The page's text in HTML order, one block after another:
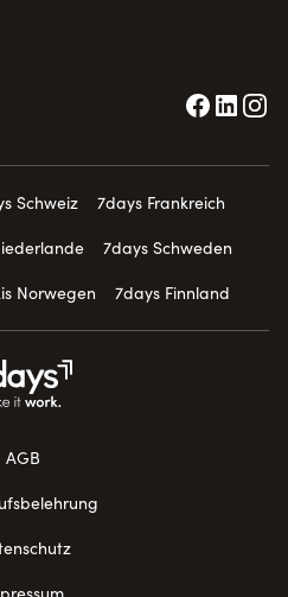
Schweiz
7days Frankreich
7days Schweden
Norwegen 7days Finnland
AGB